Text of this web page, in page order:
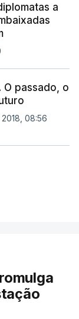
a
O passado, o
08:56